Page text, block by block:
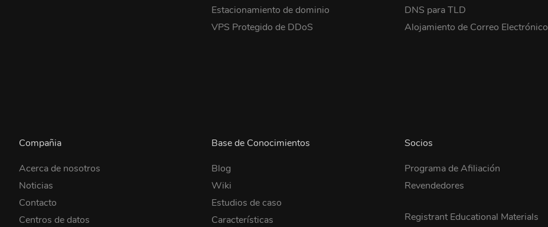
Estacionamiento de dominio
VPS Protegido de DDoS
DNS para TLD
Alojamiento de Correo Electrónico
Compañia
Acerca de nosotros
Noticias
Contacto
Centros de datos
Base de Conocimientos
Blog
Wiki
Estudios de caso
Características
Socios
Programa de Afiliación
Revendedores
Registrant Educational Materials